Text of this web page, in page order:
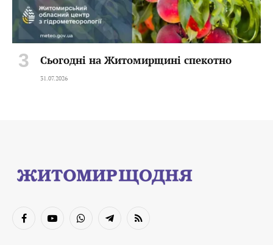
Сьогодні на Житомирщині спекотно
31.07.2026
FacebookYouTubeWhatsAppTelegramRSS